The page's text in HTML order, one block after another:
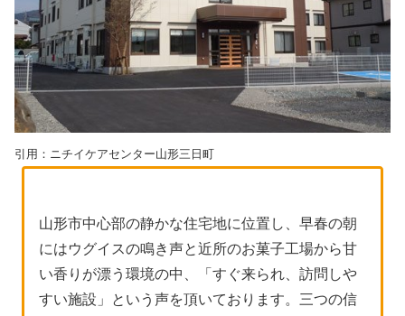
引用：ニチイケアセンター山形三日町
山形市中心部の静かな住宅地に位置し、早春の朝
にはウグイスの鳴き声と近所のお菓子工場から甘
い香りが漂う環境の中、「すぐ来られ、訪問しや
すい施設」という声を頂いております。三つの信